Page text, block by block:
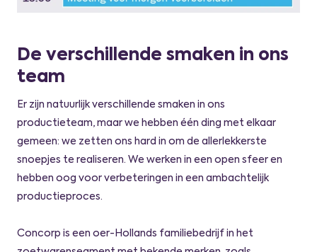
De verschillende smaken in ons
team
Er zijn natuurlijk verschillende smaken in ons
productieteam, maar we hebben één ding met elkaar
gemeen: we zetten ons hard in om de allerlekkerste
snoepjes te realiseren. We werken in een open sfeer en
hebben oog voor verbeteringen in een ambachtelijk
productieproces.
Concorp is een oer-Hollands familiebedrijf in het